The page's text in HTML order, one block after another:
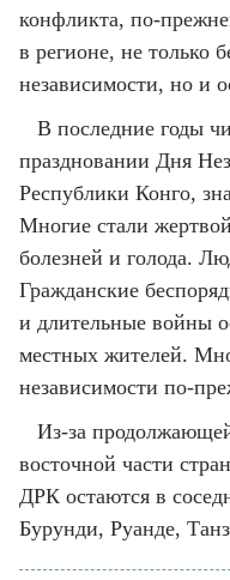
конфликта, по-
в регионе, не только
независимости, но и
В последние годы
праздновании Дня
Республики Конго,
Многие стали
болезней и голода.
Гражданские
и длительные войны
местных жителей.
независимости по-
Из-за
восточной части
ДРК остаются в
Бурунди, Руанде,